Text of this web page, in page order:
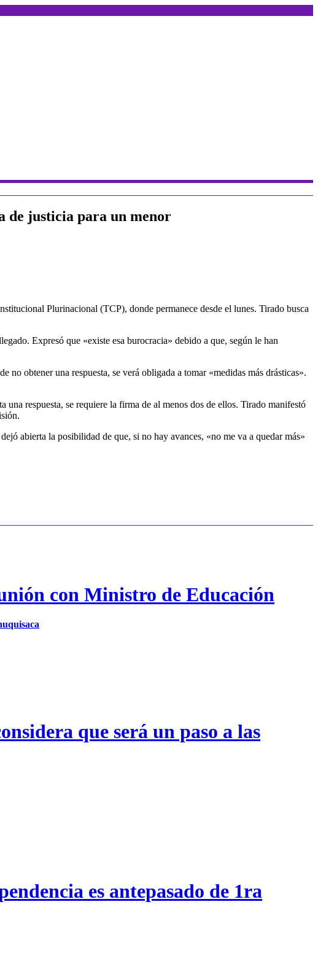
de justicia para un menor
Plurinacional (TCP), donde permanece desde el lunes. Tirado busca
Expresó que «existe esa burocracia» debido a que, según le han
obtener una respuesta, se verá obligada a tomar «medidas más drásticas».
respuesta, se requiere la firma de al menos dos de ellos. Tirado manifestó
abierta la posibilidad de que, si no hay avances, «no me va a quedar más»
con Ministro de Educación
que será un paso a las
es antepasado de 1ra